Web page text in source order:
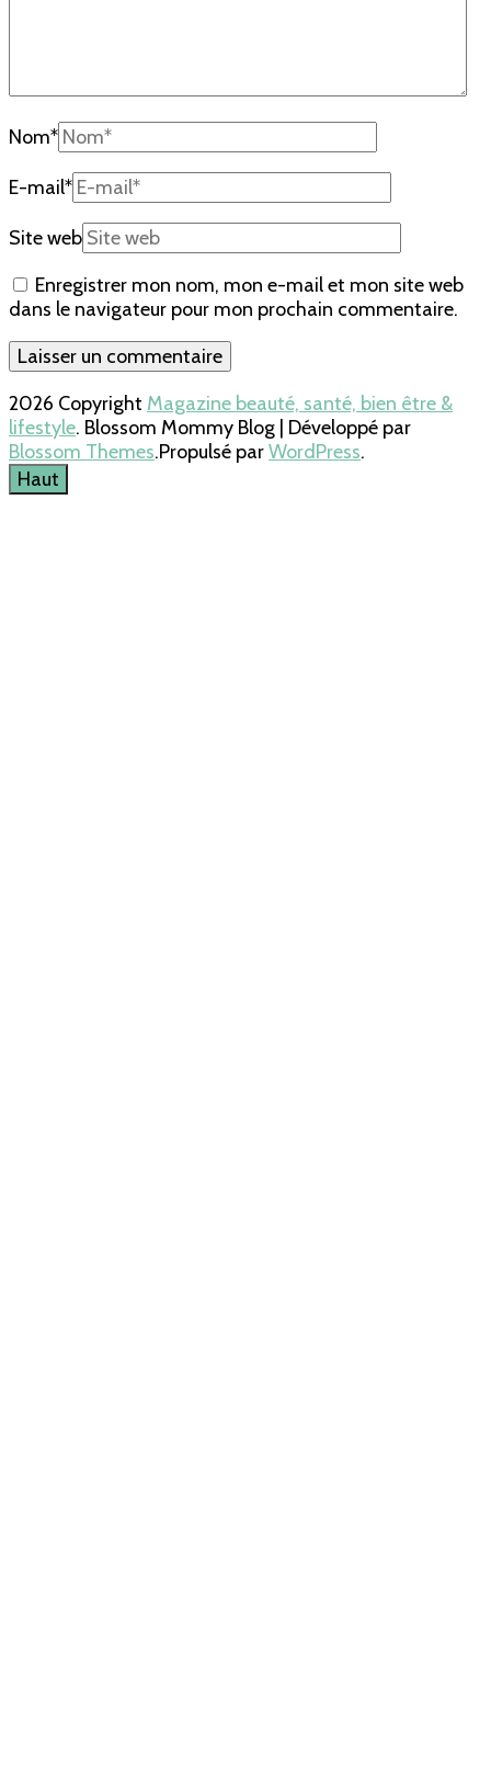
Nom*
E-mail*
Site web
Enregistrer mon nom, mon e-mail et mon site web
dans le navigateur pour mon prochain commentaire.
2026 Copyright Magazine beauté, santé, bien être &
lifestyle. Blossom Mommy Blog | Développé par
Blossom Themes.Propulsé parWordPress.
Haut